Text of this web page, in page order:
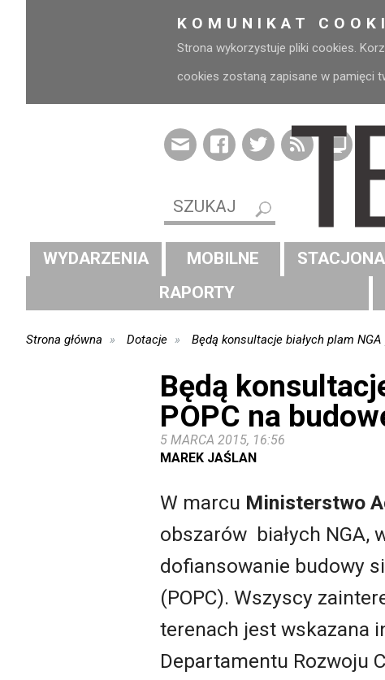
KOMUNIKAT
Strona wykorzystuje pliki cookies.
cookies zostaną zapisane w pamięci
WYDARZENIA MOBILNE
RAPORTY
Strona główna Dotacje Będą konsultacje białych plam
Będą
POPC na
5 MARCA 2015, 16:56
MAREK JAŚLAN
W marcu Ministerstwo
obszarów białych NGA,
dofiansowanie budowy
(POPC). Wszyscy
terenach jest wskazana
Departamentu Rozwoju